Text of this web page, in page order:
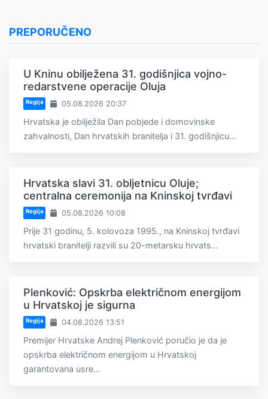
PREPORUČENO
U Kninu obilježena 31. godišnjica vojno-
redarstvene operacije Oluja
Regija 05.08.2026 20:37
Hrvatska je obilježila Dan pobjede i domovinske
zahvalnosti, Dan hrvatskih branitelja i 31. godišnjicu...
Hrvatska slavi 31. obljetnicu Oluje;
centralna ceremonija na Kninskoj tvrđavi
Regija 05.08.2026 10:08
Prije 31 godinu, 5. kolovoza 1995., na Kninskoj tvrđavi
hrvatski branitelji razvili su 20-metarsku hrvats...
Plenković: Opskrba električnom energijom
u Hrvatskoj je sigurna
Regija 04.08.2026 13:51
Premijer Hrvatske Andrej Plenković poručio je da je
opskrba električnom energijom u Hrvatskoj
garantovana usre...